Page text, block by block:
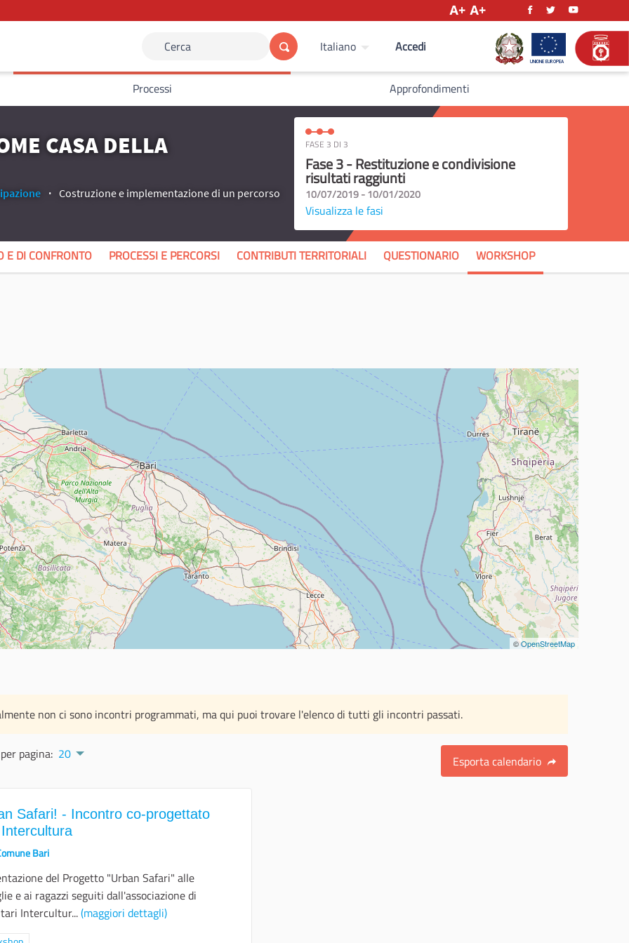
Cerca Italiano Accedi
Processi Approfondimenti
CASA DELLA
Costruzione e implementazione di un percorso
FASE 3 DI 3
Fase 3 - Restituzione e condivisione
risultati raggiunti
10/07/2019 - 10/01/2020
Visualizza le fasi
E DI CONFRONTO PROCESSI E PERCORSI CONTRIBUTI TERRITORIALI QUESTIONARIO WORKSHOP
©OpenStreetMap
non ci sono incontri programmati, ma qui puoi trovare l'elenco di tutti gli incontri passati.
pagina: 20 Esporta calendario
Safari! - Incontro co-progettato
Bari
del Progetto "Urban Safari" alle
e ai ragazzi seguiti dall'associazione di
Intercultur...(maggiori dettagli)